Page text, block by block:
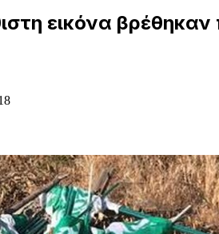
εικόνα βρέθηκαν